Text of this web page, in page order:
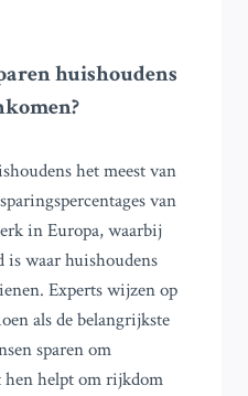
huishoudens
het meest van
van
in Europa, waarbij
is waar huishoudens
Experts wijzen op
als de belangrijkste
sparen om
hen helpt om rijkdom